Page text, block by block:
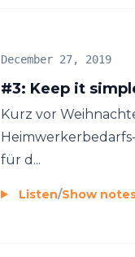
#3: Keep it
December 27, 2019
Kurz vor
für d...
Listen/Show